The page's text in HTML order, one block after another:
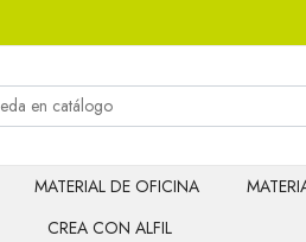
MATERIAL DE OFICINA
CREA CON ALFIL